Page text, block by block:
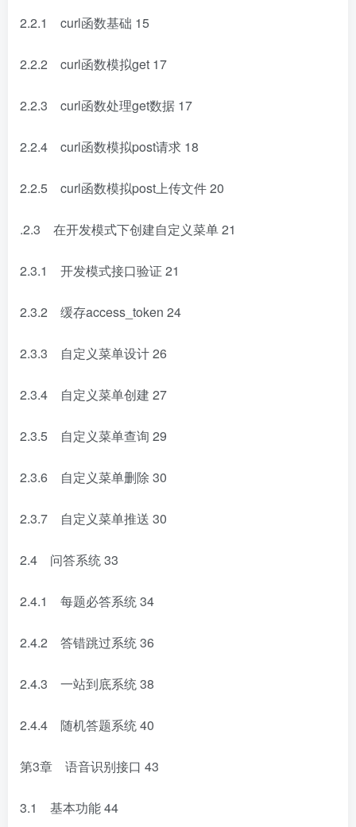
2.2.1 curl函数基础 15
2.2.2 curl函数模拟get 17
2.2.3 curl函数处理get数据 17
2.2.4 curl函数模拟post请求 18
2.2.5 curl函数模拟post上传文件20
.2.3 在开发模式下创建自定义菜单21
2.3.1 开发模式接口验证 21
2.3.2 缓存access_token 24
2.3.3 自定义菜单设计26
2.3.4 自定义菜单创建 27
2.3.5 自定义菜单查询 29
2.3.6 自定义菜单删除 30
2.3.7 自定义菜单推送 30
2.4 问答系统33
2.4.1 每题必答系统34
2.4.2 答错跳过系统36
2.4.3 一站到底系统38
2.4.4 随机答题系统40
第3章 语音识别接口 43
3.1 基本功能44